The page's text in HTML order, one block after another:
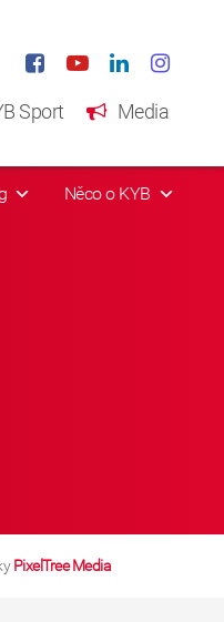
Sport Media
Něco o KYB
PixelTree Media